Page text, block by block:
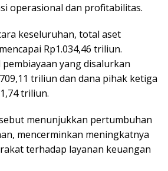
operasional dan profitabilitas.
keseluruhan, total aset
Rp1.034,46 triliun.
yang disalurkan
triliun dan dana pihak ketiga
triliun.
menunjukkan pertumbuhan
mencerminkan meningkatnya
terhadap layanan keuangan